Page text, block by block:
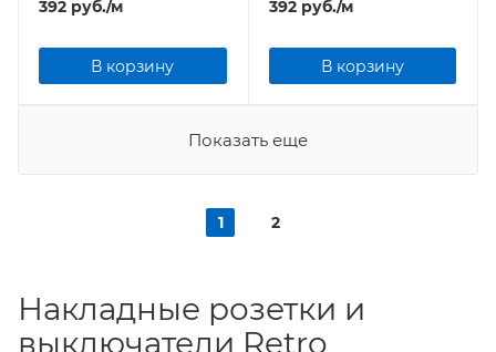
392 руб./м
В корзину
392руб./м
В корзину
Показать еще
1 2
Накладные розетки и
выключатели Retro